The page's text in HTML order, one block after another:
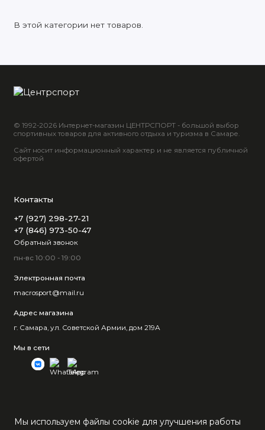
В этой категории нет товаров.
© 1992-2026 Интернет-магазин ЦЕНТРСПОРТ - большой выбор
спортивных товаров для активного отдыха и туризма в Самаре.
Сайт носит информационный характер и не является публичной
офертой
Контакты
+7 (927) 298-27-21
+7 (846) 973-50-47
Обратный звонок
пн-вс 10:00 - 19:00
Электронная почта
macrosport@mail.ru
Адрес магазина
г. Самара, ул. Советской Армии, дом 219А
Мы в сети
Мы используем файлы cookie для улучшения работы